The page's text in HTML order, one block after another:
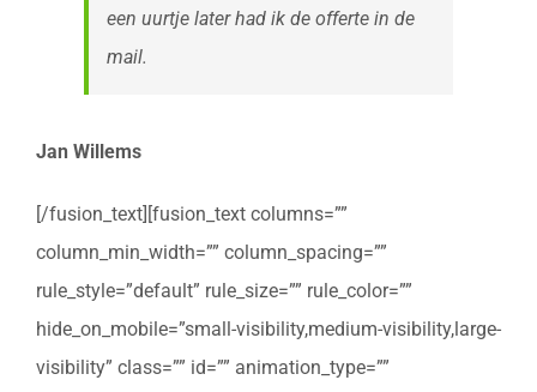
een uurtje later had ik de offerte in de
mail.
Jan Willems
[/fusion_text][fusion_text columns=””
column_min_width=”” column_spacing=””
rule_style=”default” rule_size=”” rule_color=””
hide_on_mobile=”small-visibility,medium-visibility,large-
visibility” class=”” id=”” animation_type=””